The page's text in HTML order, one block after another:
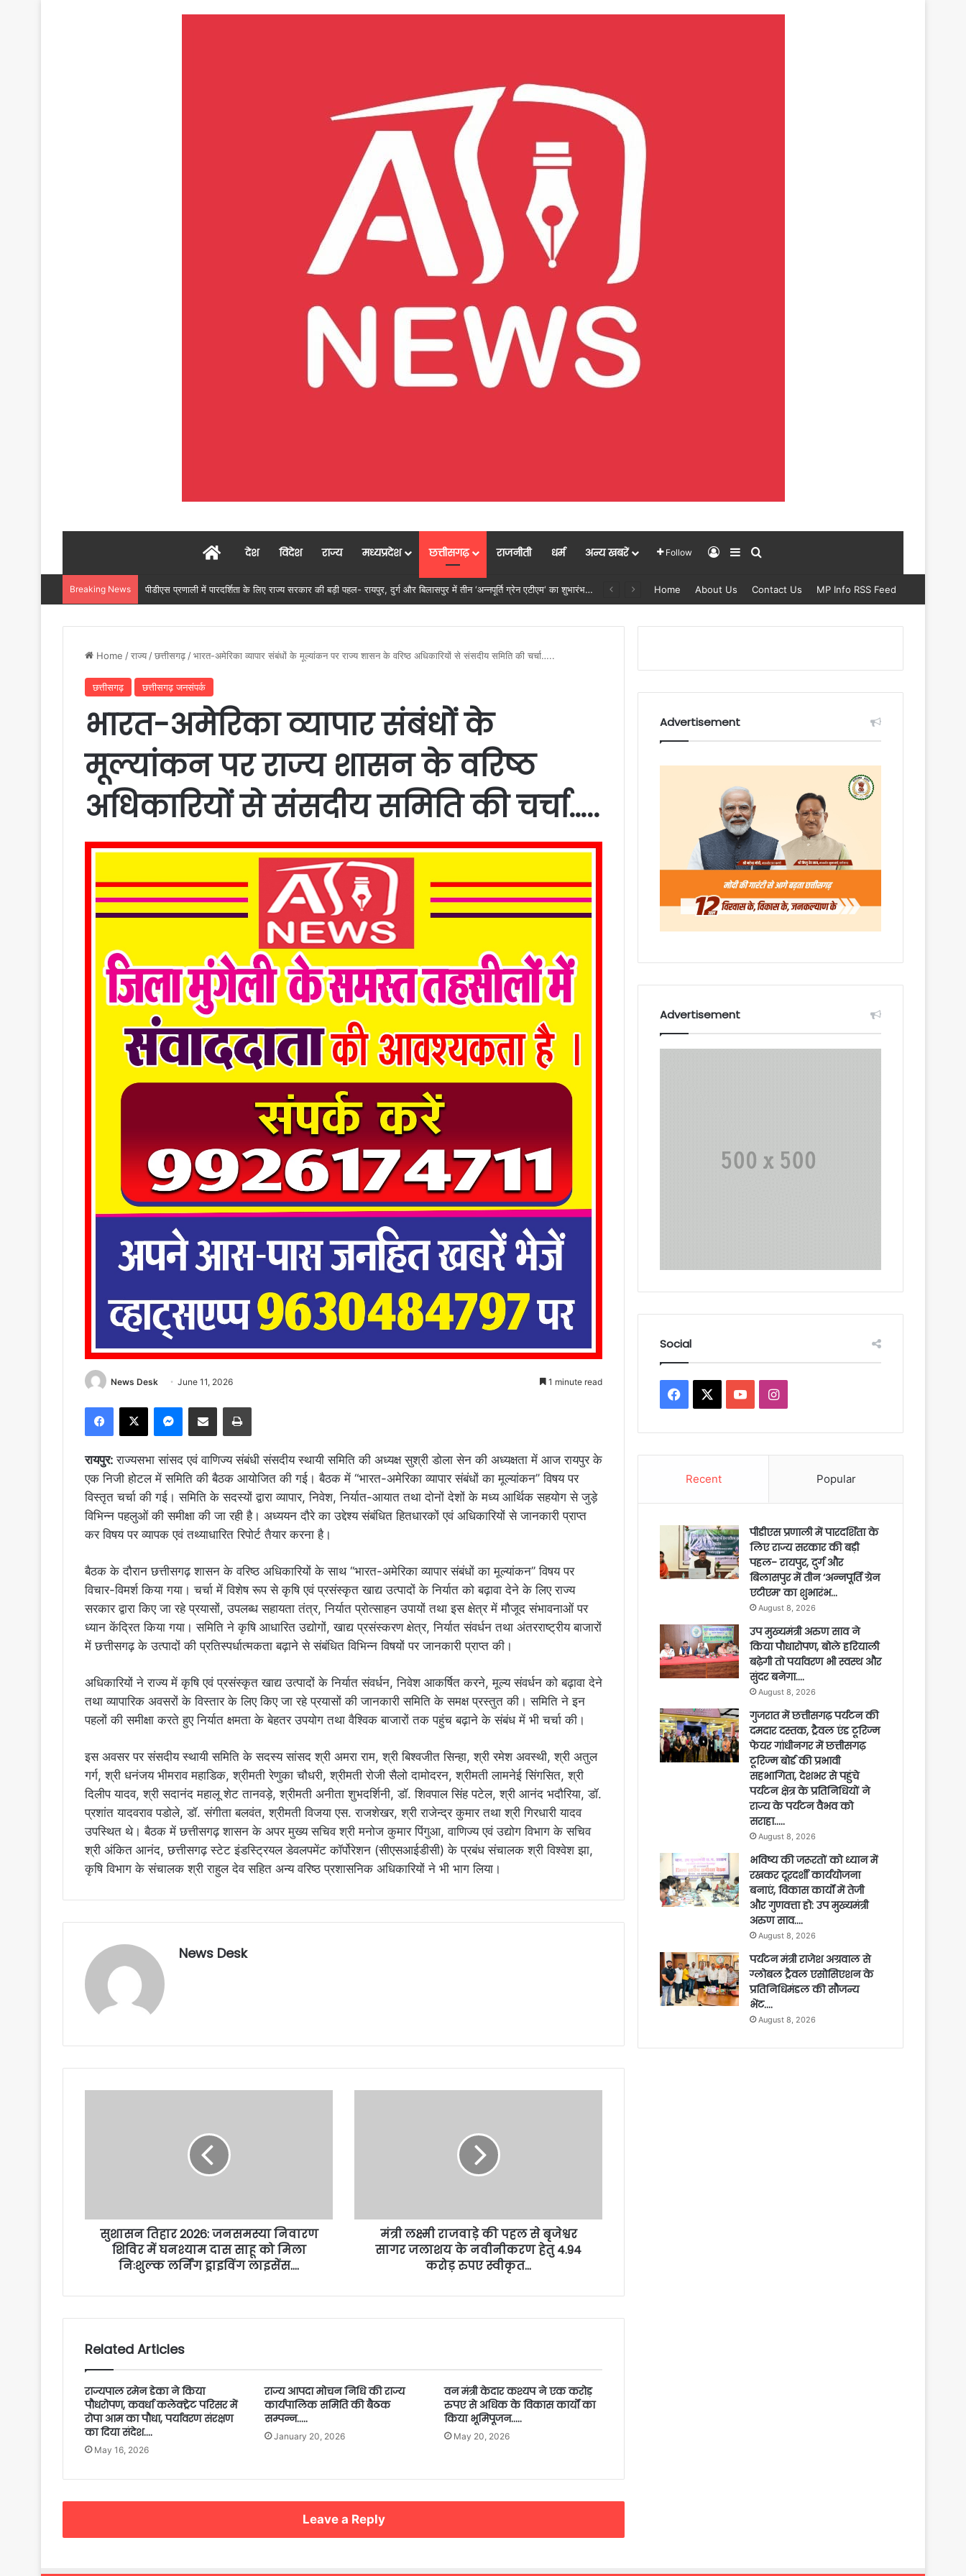
Homeदेश विदेश राज्य मध्यप्रदेश छत्तीसगढ़ राजनीती धर्म अन्य खबरें Follow Log InSidebar
Breaking News उप मुख्यमंत्री अरुण साव ने किया पौधारोपण, बोले हरियाली बढ़ेगी तो पर्यावरण भी स्वस्थ और सुंदर बनेगा…. Home About Us Contact Us MP Info RSS Feed
Home /राज्य /छत्तीसगढ़ /भारत-अमेरिका व्यापार संबंधों के मूल्यांकन पर राज्य शासन के वरिष्ठ अधिकारियों से संसदीय समिति की चर्चा…..
छत्तीसगढ़ छत्तीसगढ़ जनसंपर्क
भारत-अमेरिका व्यापार संबंधों के
मूल्यांकन पर राज्य शासन के वरिष्ठ
अधिकारियों से संसदीय समिति की चर्चा…..
News Desk June 11, 2026 1 minute read
Facebook
X Messenger
Share via Email Print
रायपुर:राज्यसभा सांसद एवं वाणिज्य संबंधी संसदीय स्थायी समिति की अध्यक्ष सुश्री डोला सेन की अध्यक्षता में आज रायपुर के
एक निजी होटल में समिति की बैठक आयोजित की गई। बैठक में ‘‘भारत-अमेरिका व्यापार संबंधों का मूल्यांकन’’ विषय पर
विस्तृत चर्चा की गई। समिति के सदस्यों द्वारा व्यापार, निवेश, निर्यात-आयात तथा दोनों देशों के मध्य आर्थिक सहयोग से जुड़े
विभिन्न पहलुओं की समीक्षा की जा रही है। अध्ययन दौरे का उद्देश्य संबंधित हितधारकों एवं अधिकारियों से जानकारी प्राप्त
कर विषय पर व्यापक एवं तथ्याधारित रिपोर्ट तैयार करना है।
बैठक के दौरान छत्तीसगढ़ शासन के वरिष्ठ अधिकारियों के साथ ‘‘भारत-अमेरिका व्यापार संबंधों का मूल्यांकन’’ विषय पर
विचार-विमर्श किया गया। चर्चा में विशेष रूप से कृषि एवं प्रसंस्कृत खाद्य उत्पादों के निर्यात को बढ़ावा देने के लिए राज्य
सरकार द्वारा किए जा रहे प्रयासों, उपलब्ध सहायता तंत्र, निर्यात प्रोत्साहन उपायों तथा इस क्षेत्र में मौजूद संभावनाओं पर
ध्यान केंद्रित किया गया। समिति ने कृषि आधारित उद्योगों, खाद्य प्रसंस्करण क्षेत्र, निर्यात संवर्धन तथा अंतरराष्ट्रीय बाजारों
में छत्तीसगढ़ के उत्पादों की प्रतिस्पर्धात्मकता बढ़ाने से संबंधित विभिन्न विषयों पर जानकारी प्राप्त की।
अधिकारियों ने राज्य में कृषि एवं प्रसंस्कृत खाद्य उत्पादों के निर्यात संवर्धन, निवेश आकर्षित करने, मूल्य संवर्धन को बढ़ावा देने
तथा व्यापारिक अवसरों के विस्तार के लिए किए जा रहे प्रयासों की जानकारी समिति के समक्ष प्रस्तुत की। समिति ने इन
पहलों की समीक्षा करते हुए निर्यात क्षमता के बेहतर उपयोग तथा वैश्विक बाजारों तक पहुंच बढ़ाने के संबंध में भी चर्चा की।
इस अवसर पर संसदीय स्थायी समिति के सदस्य सांसद श्री अमरा राम, श्री बिश्वजीत सिन्हा, श्री रमेश अवस्थी, श्री अतुल
गर्ग, श्री धनंजय भीमराव महाडिक, श्रीमती रेणुका चौधरी, श्रीमती रोजी सैलो दामोदरन, श्रीमती लामनेई सिंगसित, श्री
दिलीप यादव, श्री सदानंद महालू शेट तानवड़े, श्रीमती अनीता शुभदर्शिनी, डॉ. शिवपाल सिंह पटेल, श्री आनंद भदौरिया, डॉ.
प्रशांत यादवराव पडोले, डॉ. संगीता बलवंत, श्रीमती विजया एस. राजशेखर, श्री राजेन्द्र कुमार तथा श्री गिरधारी यादव
उपस्थित थे। बैठक में छत्तीसगढ़ शासन के अपर मुख्य सचिव श्री मनोज कुमार पिंगुआ, वाणिज्य एवं उद्योग विभाग के सचिव
श्री अंकित आनंद, छत्तीसगढ़ स्टेट इंडस्ट्रियल डेवलपमेंट कॉर्पोरेशन (सीएसआईडीसी) के प्रबंध संचालक श्री विश्वेश झा,
कृषि विभाग के संचालक श्री राहुल देव सहित अन्य वरिष्ठ प्रशासनिक अधिकारियों ने भी भाग लिया।
News Desk
सुशासन तिहार 2026: जनसमस्या निवारण
शिविर में घनश्याम दास साहू को मिला
निःशुल्क लर्निंग ड्राइविंग लाइसेंस….
मंत्री लक्ष्मी राजवाड़े की पहल से बृजेश्वर
सागर जलाशय के नवीनीकरण हेतु 4.94
करोड़ रुपए स्वीकृत…
Related Articles
राज्यपाल रमेन डेका ने किया
पौधरोपण, कवर्धा कलेक्ट्रेट परिसर में
रोपा आम का पौधा, पर्यावरण संरक्षण
का दिया संदेश….
May 16, 2026
राज्य आपदा मोचन निधि की राज्य
कार्यपालिक समिति की बैठक
सम्पन्न…..
January 20, 2026
वन मंत्री केदार कश्यप ने एक करोड़
रुपए से अधिक के विकास कार्यों का
किया भूमिपूजन…..
May 20, 2026
Leave a Reply
Advertisement
Advertisement
Social
Facebook YouTubeInstagram
Recent Popular
पीडीएस प्रणाली में पारदर्शिता के
लिए राज्य सरकार की बड़ी
पहल- रायपुर, दुर्ग और
बिलासपुर में तीन ‘अन्नपूर्ति ग्रेन
एटीएम‘ का शुभारंभ…
August 8, 2026
उप मुख्यमंत्री अरुण साव ने
किया पौधारोपण, बोले हरियाली
बढ़ेगी तो पर्यावरण भी स्वस्थ और
सुंदर बनेगा….
August 8, 2026
गुजरात में छत्तीसगढ़ पर्यटन की
दमदार दस्तक, ट्रैवल एंड टूरिज्म
फेयर गांधीनगर में छत्तीसगढ़
टूरिज्म बोर्ड की प्रभावी
सहभागिता, देशभर से पहुंचे
पर्यटन क्षेत्र के प्रतिनिधियों ने
राज्य के पर्यटन वैभव को
सराहा…..
August 8, 2026
भविष्य की जरूरतों को ध्यान में
रखकर दूरदर्शी कार्ययोजना
बनाएं, विकास कार्यों में तेजी
और गुणवत्ता हो: उप मुख्यमंत्री
अरुण साव….
August 8, 2026
पर्यटन मंत्री राजेश अग्रवाल से
ग्लोबल ट्रैवल एसोसिएशन के
प्रतिनिधिमंडल की सौजन्य
भेंट….
August 8, 2026